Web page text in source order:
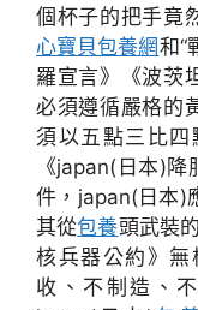
個杯子的把手竟
心寶貝包養網和“
羅宣言》《波茨
必須遵循嚴格的
須以五點三比四
《japan(日本)
件，japan(日本)
其從包養頭武裝
核兵器公約》
收、不制造、